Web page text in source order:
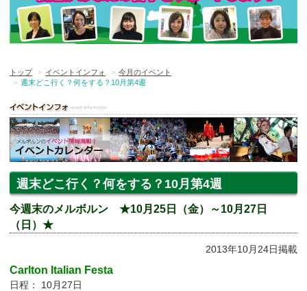
トップ イベントインフォ
今月のイベント
週末どこ行く？何をする？10月第4週
週末どこ行く？何をする？10月第4週
今週末のメルボルン ★10月25日（金）～10月27日
（日）★
2013年10月24日掲載
Carlton Italian Festa
日程： 10月27日